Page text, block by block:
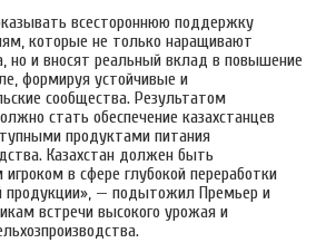
всестороннюю поддержку
которые не только наращивают
но и вносят реальный вклад в повышение
формируя устойчивые и
сообщества. Результатом
стать обеспечение казахстанцев
продуктами питания
Казахстан должен быть
в сфере глубокой переработки
продукции», — подытожил Премьер и
встречи высокого урожая и